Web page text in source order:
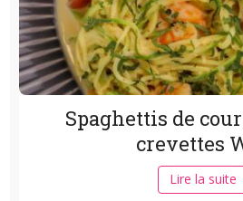
Spaghettis de
crevettes
Lire la suite